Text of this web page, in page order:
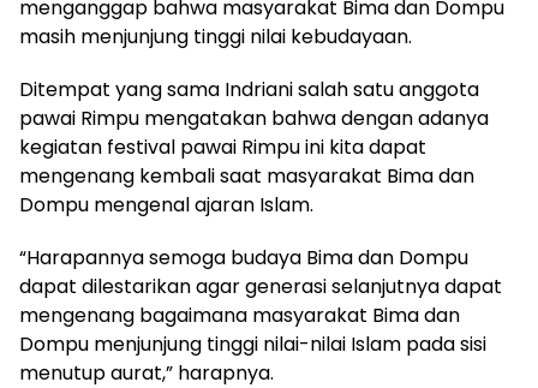
menganggap bahwa masyarakat Bima dan Dompu
masih menjunjung tinggi nilai kebudayaan.
Ditempat yang sama Indriani salah satu anggota
pawai Rimpu mengatakan bahwa dengan adanya
kegiatan festival pawai Rimpu ini kita dapat
mengenang kembali saat masyarakat Bima dan
Dompu mengenal ajaran Islam.
“Harapannya semoga budaya Bima dan Dompu
dapat dilestarikan agar generasi selanjutnya dapat
mengenang bagaimana masyarakat Bima dan
Dompu menjunjung tinggi nilai-nilai Islam pada sisi
menutup aurat,” harapnya.